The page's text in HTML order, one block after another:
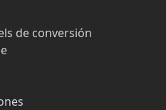
de conversión